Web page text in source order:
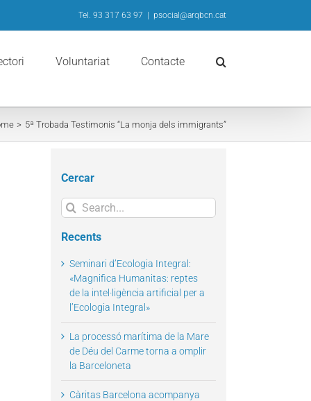
Tel. 93 317 63 97 psocial@arqbcn.cat
Voluntariat Contacte
5ª Trobada Testimonis “La monja dels immigrants”
Cercar
Search
for:
Recents
Seminari d’Ecologia Integral:
«Magnifica Humanitas: reptes
de la intel·ligència artificial per a
l’Ecologia Integral»
La processó marítima de la Mare
de Déu del Carme torna a omplir
la Barceloneta
Càritas Barcelona acompanya